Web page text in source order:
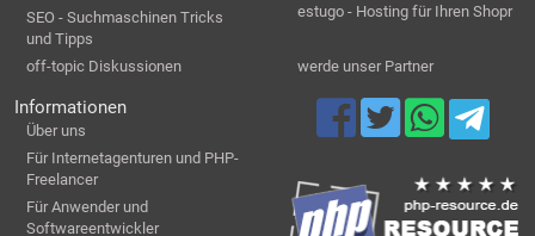
SEO - Suchmaschinen Tricks
und Tipps
off-topic Diskussionen
estugo - Hosting für Ihren Shopr
werde unser Partner
Informationen
Über uns
Für Internetagenturen und PHP-
Freelancer
Für Anwender und
Softwareentwickler